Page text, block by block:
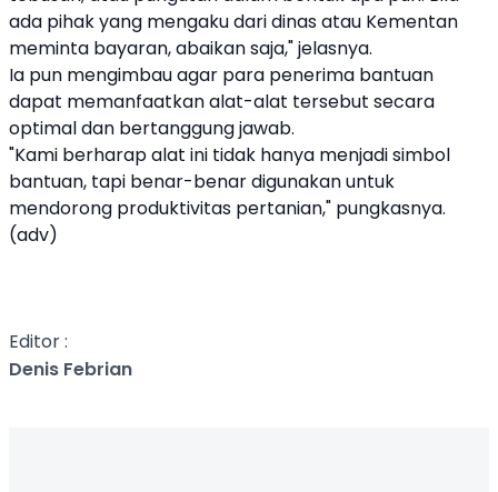
ada pihak yang mengaku dari dinas atau Kementan
meminta bayaran, abaikan saja," jelasnya.
Ia pun mengimbau agar para penerima bantuan
dapat memanfaatkan alat-alat tersebut secara
optimal dan bertanggung jawab.
"Kami berharap alat ini tidak hanya menjadi simbol
bantuan, tapi benar-benar digunakan untuk
mendorong produktivitas pertanian," pungkasnya.
(adv)
Editor :
Denis Febrian